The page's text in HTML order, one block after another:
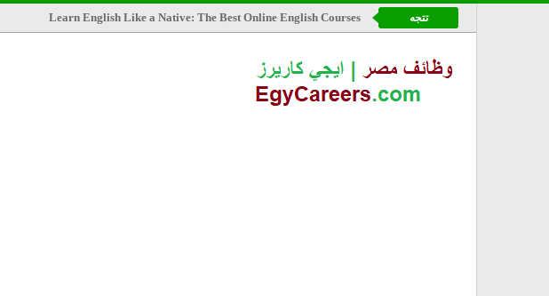
تتجه Learn English Like a Native: The Best Online English Courses